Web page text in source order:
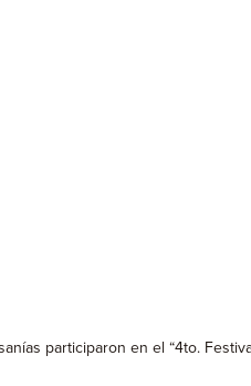
participaron en el “4to.